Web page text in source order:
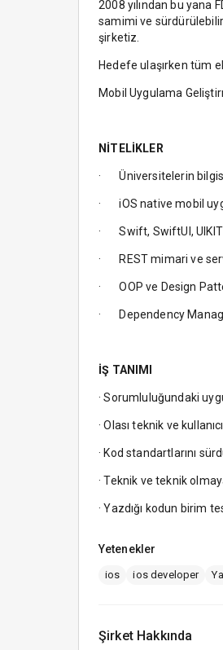
2008 yılından bu yana
samimi ve
şirketiz.
Hedefe ulaşırken tüm
Mobil Uygulama
NİTELİKLER
· Üniversitelerin
· iOS native mobil
· Swift, SwiftUI, UIKIT
· REST mimari ve
· OOP ve Design
· Dependency
İŞ TANIMI
· Sorumluluğundaki
· Olası teknik ve
· Kod standartlarını
· Teknik ve teknik
· Yazdığı kodun birim
Yetenekler
ios ios developer
Şirket Hakkında